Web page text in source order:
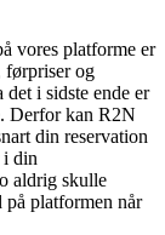
vores platforme er
førpriser og
i sidste ende er
Derfor kan R2N
din reservation
i din
aldrig skulle
på platformen når